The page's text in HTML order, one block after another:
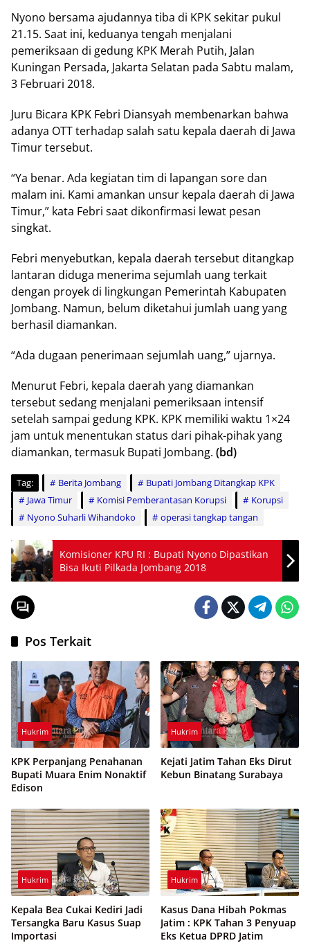
Nyono bersama ajudannya tiba di KPK sekitar pukul
21.15. Saat ini, keduanya tengah menjalani
pemeriksaan di gedung KPK Merah Putih, Jalan
Kuningan Persada, Jakarta Selatan pada Sabtu malam,
3 Februari 2018.
Juru Bicara KPK Febri Diansyah membenarkan bahwa
adanya OTT terhadap salah satu kepala daerah di Jawa
Timur tersebut.
“Ya benar. Ada kegiatan tim di lapangan sore dan
malam ini. Kami amankan unsur kepala daerah di Jawa
Timur,” kata Febri saat dikonfirmasi lewat pesan
singkat.
Febri menyebutkan, kepala daerah tersebut ditangkap
lantaran diduga menerima sejumlah uang terkait
dengan proyek di lingkungan Pemerintah Kabupaten
Jombang. Namun, belum diketahui jumlah uang yang
berhasil diamankan.
“Ada dugaan penerimaan sejumlah uang,” ujarnya.
Menurut Febri, kepala daerah yang diamankan
tersebut sedang menjalani pemeriksaan intensif
setelah sampai gedung KPK. KPK memiliki waktu 1×24
jam untuk menentukan status dari pihak-pihak yang
diamankan, termasuk Bupati Jombang. (bd)
Tag: Berita Jombang
Bupati Jombang Ditangkap KPK
Jawa Timur
Komisi Pemberantasan Korupsi
Korupsi
Nyono Suharli Wihandoko
operasi tangkap tangan
Komisioner KPU RI : Bupati Nyono Dipastikan
Bisa Ikuti Pilkada Jombang 2018
Pos Terkait
Hukrim
KPK Perpanjang Penahanan
Bupati Muara Enim Nonaktif
Edison
Hukrim
Kejati Jatim Tahan Eks Dirut
Kebun Binatang Surabaya
Hukrim
Kepala Bea Cukai Kediri Jadi
Tersangka Baru Kasus Suap
Importasi
Hukrim
Kasus Dana Hibah Pokmas
Jatim : KPK Tahan 3 Penyuap
Eks Ketua DPRD Jatim